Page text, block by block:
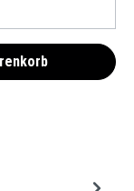
Wert ein